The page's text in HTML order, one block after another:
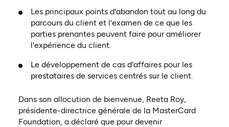
Les principaux points d'abandon tout au long du
parcours du client et l'examen de ce que les
parties prenantes peuvent faire pour améliorer
l'expérience du client.
Le développement de cas d'affaires pour les
prestataires de services centrés sur le client.
Dans son allocution de bienvenue, Reeta Roy,
présidente-directrice générale de la MasterCard
Foundation, a déclaré que pour devenir